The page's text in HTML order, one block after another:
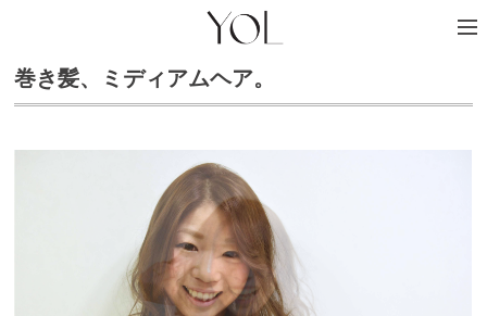
巻き髪、ミディアムヘア。